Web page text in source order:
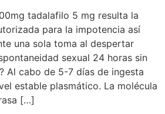
tadalafilo 5 mg resulta la
para la impotencia así
una sola toma al despertar
sexual 24 horas sin
Al cabo de 5-7 días de ingesta
estable plasmático. La molécula
[…]